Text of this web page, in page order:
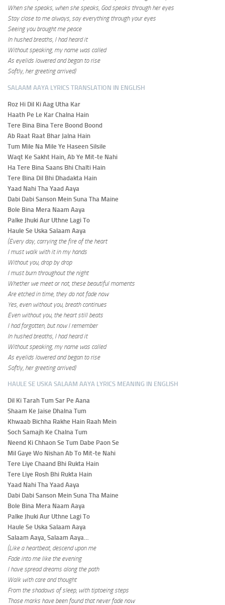
When she speaks, when she speaks, God speaks through her eyes
Stay close to me always, say everything through your eyes
Seeing you brought me peace
In hushed breaths, I had heard it
Without speaking, my name was called
As eyelids lowered and began to rise
Softly, her greeting arrived)
SALAAM AAYA LYRICS TRANSLATION IN ENGLISH
Roz Hi Dil Ki Aag Utha Kar
Haath Pe Le Kar Chalna Hain
Tere Bina Bina Tere Boond Boond
Ab Raat Raat Bhar Jalna Hain
Tum Mile Na Mile Ye Haseen Silsile
Waqt Ke Sakht Hain, Ab Ye Mit-te Nahi
Ha Tere Bina Saans Bhi Chalti Hain
Tere Bina Dil Bhi Dhadakta Hain
Yaad Nahi Tha Yaad Aaya
Dabi Dabi Sanson Mein Suna Tha Maine
Bole Bina Mera Naam Aaya
Palke Jhuki Aur Uthne Lagi To
Haule Se Uska Salaam Aaya
(Every day, carrying the fire of the heart
I must walk with it in my hands
Without you, drop by drop
I must burn throughout the night
Whether we meet or not, these beautiful moments
Are etched in time, they do not fade now
Yes, even without you, breath continues
Even without you, the heart still beats
I had forgotten, but now I remember
In hushed breaths, I had heard it
Without speaking, my name was called
As eyelids lowered and began to rise
Softly, her greeting arrived)
HAULE SE USKA SALAAM AAYA LYRICS MEANING IN ENGLISH
Dil Ki Tarah Tum Sar Pe Aana
Shaam Ke Jaise Dhalna Tum
Khwaab Bichha Rakhe Hain Raah Mein
Soch Samajh Ke Chalna Tum
Neend Ki Chhaon Se Tum Dabe Paon Se
Mil Gaye Wo Nishan Ab To Mit-te Nahi
Tere Liye Chaand Bhi Rukta Hain
Tere Liye Rosh Bhi Rukta Hain
Yaad Nahi Tha Yaad Aaya
Dabi Dabi Sanson Mein Suna Tha Maine
Bole Bina Mera Naam Aaya
Palke Jhuki Aur Uthne Lagi To
Haule Se Uska Salaam Aaya
Salaam Aaya, Salaam Aaya…
(Like a heartbeat, descend upon me
Fade into me like the evening
I have spread dreams along the path
Walk with care and thought
From the shadows of sleep, with tiptoeing steps
Those marks have been found that never fade now